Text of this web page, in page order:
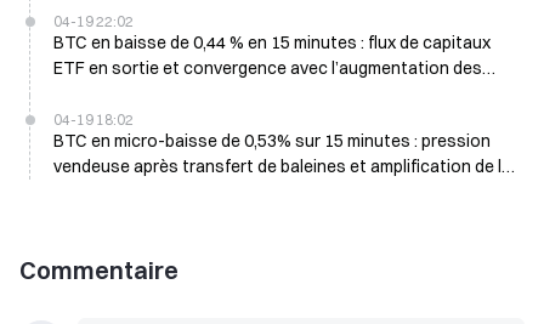
04-19 22:02
BTC en baisse de 0,44 % en 15 minutes : flux de capitaux
ETF en sortie et convergence avec l’augmentation des
04-19 18:02
BTC en micro-baisse de 0,53% sur 15 minutes : pression
vendeuse après transfert de baleines et amplification de la
Commentaire